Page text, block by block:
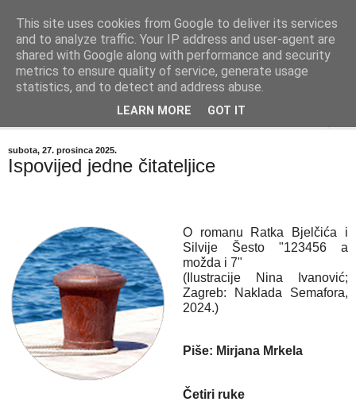
"Kvaka"
Časopis za književnost ISSN 2459-5632
subota, 27. prosinca 2025.
Ispovijed jedne čitateljice
O romanu Ratka Bjelčića i
Silvije Šesto "123456 a
možda i 7"
(Ilustracije Nina Ivanović;
Zagreb: Naklada Semafora,
2024.)
Piše: Mirjana Mrkela
Četiri ruke
This site uses cookies from Google to deliver its services
and to analyze traffic. Your IP address and user-agent are
shared with Google along with performance and security
metrics to ensure quality of service, generate usage
statistics, and to detect and address abuse.
LEARN MORE GOT IT